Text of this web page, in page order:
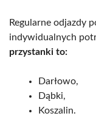
Regularne odjazdy
indywidualnych
przystanki to:
Darłowo,
Dąbki,
Koszalin.